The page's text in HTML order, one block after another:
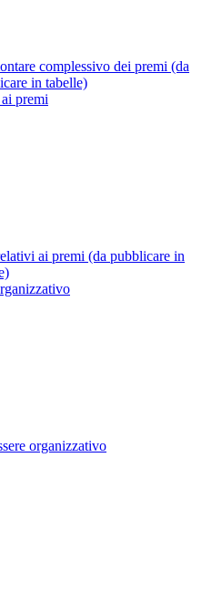
complessivo dei premi (da
in tabelle)
premi
ai premi (da pubblicare in
organizzativo